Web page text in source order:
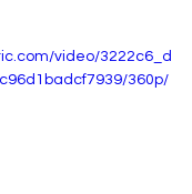
video/3222c6_d
360p/